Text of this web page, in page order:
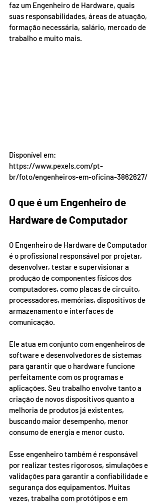
faz um Engenheiro de Hardware, quais
suas responsabilidades, áreas de atuação,
formação necessária, salário, mercado de
trabalho e muito mais.
Disponível em:
https://www.pexels.com/pt-
br/foto/engenheiros-em-oficina-3862627/
O que é um Engenheiro de
Hardware de Computador
O Engenheiro de Hardware de Computador
é o profissional responsável por projetar,
desenvolver, testar e supervisionar a
produção de componentes físicos dos
computadores, como placas de circuito,
processadores, memórias, dispositivos de
armazenamento e interfaces de
comunicação.
Ele atua em conjunto com engenheiros de
software e desenvolvedores de sistemas
para garantir que o hardware funcione
perfeitamente com os programas e
aplicações. Seu trabalho envolve tanto a
criação de novos dispositivos quanto a
melhoria de produtos já existentes,
buscando maior desempenho, menor
consumo de energia e menor custo.
Esse engenheiro também é responsável
por realizar testes rigorosos, simulações e
validações para garantir a confiabilidade e
segurança dos equipamentos. Muitas
vezes, trabalha com protótipos e em